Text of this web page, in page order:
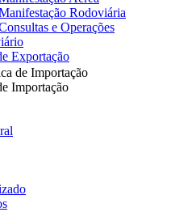
Rodoviária
e Operações
Exportação
de Importação
Importação